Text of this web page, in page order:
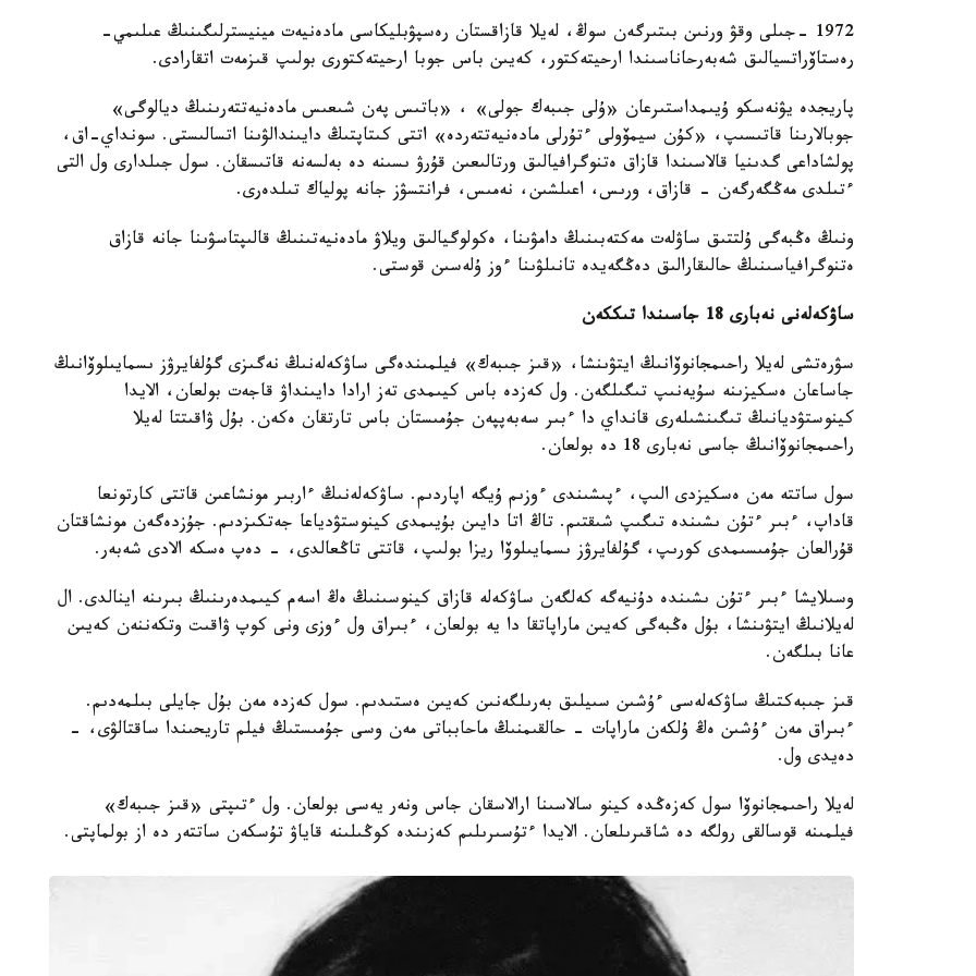
1972 -جىلى وقۋ ورنىن بىتىرگەن سوڭ، لەيلا قازاقستان رەسپۋبليكاسى مادەنيەت مينيسترلىگىنىڭ عىلىمي-
رەستاۆراتسيالىق شەبەرحاناسىندا ارحيتەكتور، كەيىن باس جوبا ارحيتەكتورى بولىپ قىزمەت اتقارادى.
پاريجدە يۋنەسكو ۇيىمداستىرعان «ۇلى جىبەك جولى» ، «باتىس پەن شىعىس مادەنيەتتەرىنىڭ ديالوگى»
جوبالارىنا قاتىسىپ، «كۇن سيمۆولى ءتۇرلى مادەنيەتتەردە» اتتى كىتاپتىڭ دايىندالۋىنا اتسالىستى. سونداي-اق،
پولشاداعى گدىنيا قالاسىندا قازاق ەتنوگرافيالىق ورتالىعىن قۇرۋ ىسىنە دە بەلسەنە قاتىسقان. سول جىلدارى ول التى
ءتىلدى مەڭگەرگەن - قازاق، ورىس، اعىلشىن، نەمىس، فرانتسۋز جانە پولياك تىلدەرى.
ونىڭ ەڭبەگى ۇلتتىق ساۋلەت مەكتەبىنىڭ دامۋىنا، ەكولوگيالىق ويلاۋ مادەنيەتىنىڭ قالىپتاسۋىنا جانە قازاق
ەتنوگرافياسىنىڭ حالىقارالىق دەڭگەيدە تانىلۋىنا ءوز ۇلەسىن قوستى.
ساۋكەلەنى نەبارى 18 جاسىندا تىككەن
سۋرەتشى لەيلا راحىمجانوۆانىڭ ايتۋىنشا، «قىز جىبەك» فيلمىندەگى ساۋكەلەنىڭ نەگىزى گۇلفايرۋز ىسمايىلوۆانىڭ
جاساعان ەسكيزىنە سۇيەنىپ تىگىلگەن. ول كەزدە باس كيىمدى تەز ارادا دايىنداۋ قاجەت بولعان، الايدا
كينوستۋديانىڭ تىگىنشىلەرى قانداي دا ءبىر سەبەپپەن جۇمىستان باس تارتقان ەكەن. بۇل ۋاقىتتا لەيلا
راحىمجانوۆانىڭ جاسى نەبارى 18 دە بولعان.
سول ساتتە مەن ەسكيزدى الىپ، ءپىشىندى ءوزىم ۇيگە اپاردىم. ساۋكەلەنىڭ ءاربىر مونشاعىن قاتتى كارتونعا
قاداپ، ءبىر ءتۇن ىشىندە تىگىپ شىقتىم. تاڭ اتا دايىن بۇيىمدى كينوستۋدياعا جەتكىزدىم. جۇزدەگەن مونشاقتان
قۇرالعان جۇمىسىمدى كورىپ، گۇلفايرۋز ىسمايىلوۆا ريزا بولىپ، قاتتى تاڭعالدى، - دەپ ەسكە الادى شەبەر.
وسىلايشا ءبىر ءتۇن ىشىندە دۇنيەگە كەلگەن ساۋكەلە قازاق كينوسىنىڭ ەڭ اسەم كيىمدەرىنىڭ بىرىنە اينالدى. ال
لەيلانىڭ ايتۋىنشا، بۇل ەڭبەگى كەيىن ماراپاتقا دا يە بولعان، ءبىراق ول ءوزى ونى كوپ ۋاقىت وتكەننەن كەيىن
عانا بىلگەن.
قىز جىبەكتىڭ ساۋكەلەسى ءۇشىن سىيلىق بەرىلگەنىن كەيىن ەستىدىم. سول كەزدە مەن بۇل جايلى بىلمەدىم.
ءبىراق مەن ءۇشىن ەڭ ۇلكەن ماراپات - حالقىمنىڭ ماحابباتى مەن وسى جۇمىستىڭ فيلم تاريحىندا ساقتالۋى، -
دەيدى ول.
لەيلا راحىمجانوۆا سول كەزەڭدە كينو سالاسىنا ارالاسقان جاس ونەر يەسى بولعان. ول ءتىپتى «قىز جىبەك»
فيلمىنە قوسالقى رولگە دە شاقىرىلعان. الايدا ءتۇسىرىلىم كەزىندە كوڭىلىنە قاياۋ تۇسكەن ساتتەر دە از بولماپتى.